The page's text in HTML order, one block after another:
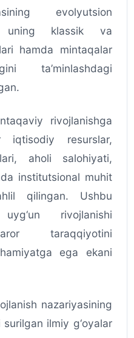
evolyutsion
uning klassik va
hamda mintaqalar
ta’minlashdagi
rivojlanishga
iqtisodiy resurslar,
aholi salohiyati,
institutsional muhit
qilingan. Ushbu
rivojlanishi
taraqqiyotini
ega ekani
nazariyasining
ilmiy g‘oyalar